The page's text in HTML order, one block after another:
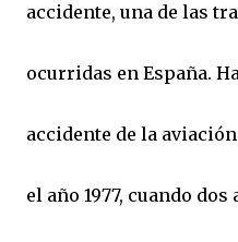
accidente, una de las
ocurridas en España.
accidente de la
el año 1977, cuando